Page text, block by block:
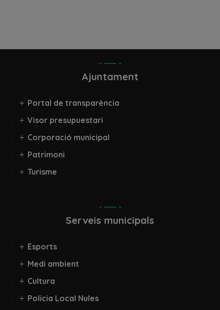
Ajuntament
Portal de transparència
Visor presupuestari
Corporació municipal
Patrimoni
Turisme
Serveis municipals
Esports
Medi ambient
Cultura
Policia Local Nules